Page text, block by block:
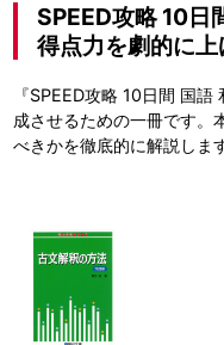
SPEED攻略 10日
得点力を劇的に
『SPEED攻略 10日間 国
成させるための一冊です。
べきかを徹底的に解説しま